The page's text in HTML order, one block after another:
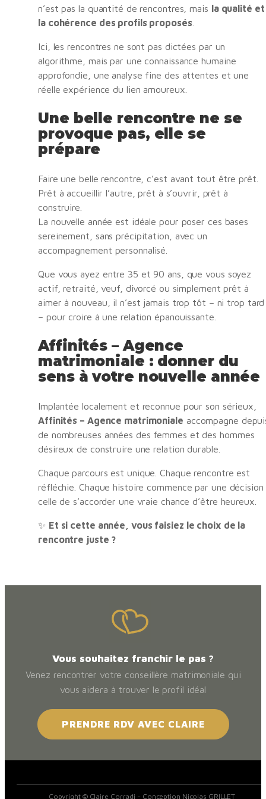
n’est pas la quantité de rencontres, mais la qualité et
la cohérence des profils proposés
Ici, les rencontres ne sont pas dictées par un
algorithme, mais par une connaissance humaine
approfondie, une analyse fine des attentes et une
réelle expérience du lien amoureux.
Une belle rencontre ne se
provoque pas, elle se
prépare
Faire une belle rencontre, c’est avant tout être prêt.
Prêt à accueillir l’autre, prêt à s’ouvrir, prêt à
construire.
La nouvelle année est idéale pour poser ces bases
sereinement, sans précipitation, avec un
accompagnement personnalisé.
Que vous ayez entre 35 et 90 ans, que vous soyez
actif, retraité, veuf, divorcé ou simplement prêt à
aimer à nouveau, il n’est jamais trop tôt – ni trop tard
– pour croire à une relation épanouissante.
Affinités – Agence
matrimoniale : donner du
sens à votre nouvelle année
Implantée localement et reconnue pour son sérieux,
Affinités – Agence matrimoniale accompagne
de nombreuses années des femmes et des hommes
désireux de construire une relation durable.
Chaque parcours est unique. Chaque rencontre est
réfléchie. Chaque histoire commence par une
celle de s’accorder une vraie chance d’être heureux.
✨ Et si cette année, vous faisiez le choix de la
rencontre juste ?
Vous souhaitez franchir le pas ?
Venez rencontrer votre conseillère matrimoniale qui
vous aidera à trouver le profil idéal
PRENDRE RDV AVEC CLAIRE
Copyright © Claire Corradi - Conception Nicolas GRILLET